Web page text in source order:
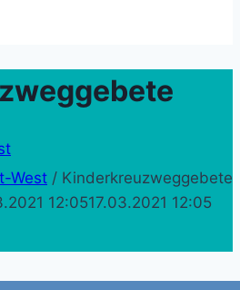
West / Kinderkreuzweggebete
12:0517.03.2021 12:05